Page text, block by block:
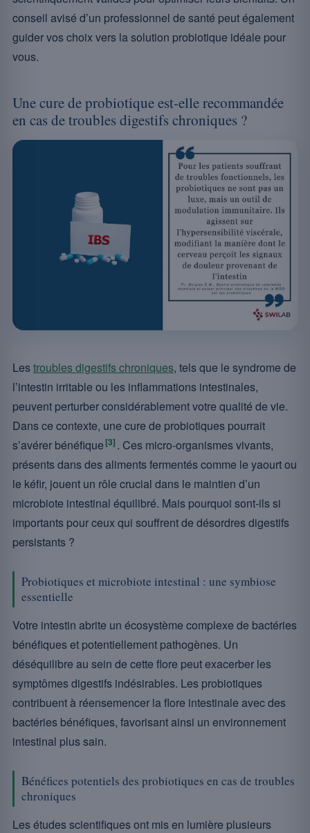
conseil avisé d’un professionnel de santé peut également
guider vos choix vers la solution probiotique idéale pour
vous.
Une cure de probiotique est-elle recommandée
en cas de troubles digestifs chroniques ?
Lestroubles digestifs chroniques, tels que le syndrome de
l’intestin irritable ou les inflammations intestinales,
peuvent perturber considérablement votre qualité de vie.
Dans ce contexte, une cure de probiotiques pourrait
s’avérer bénéfique [3] . Ces micro-organismes vivants,
présents dans des aliments fermentés comme le yaourt ou
le kéfir, jouent un rôle crucial dans le maintien d’un
microbiote intestinal équilibré. Mais pourquoi sont-ils si
importants pour ceux qui souffrent de désordres digestifs
persistants ?
Probiotiques et microbiote intestinal : une symbiose
essentielle
Votre intestin abrite un écosystème complexe de bactéries
bénéfiques et potentiellement pathogènes. Un
déséquilibre au sein de cette flore peut exacerber les
symptômes digestifs indésirables. Les probiotiques
contribuent à réensemencer la flore intestinale avec des
bactéries bénéfiques, favorisant ainsi un environnement
intestinal plus sain.
Bénéfices potentiels des probiotiques en cas de troubles
chroniques
Les études scientifiques ont mis en lumière plusieurs